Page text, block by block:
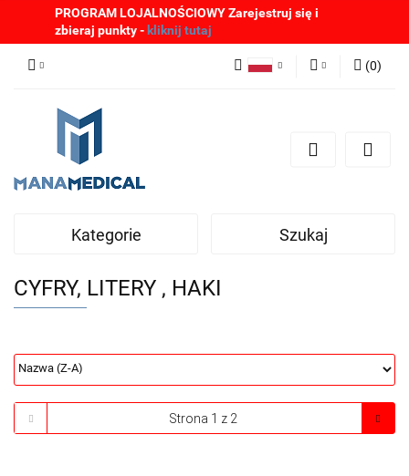
PROGRAM LOJALNOŚCIOWY Zarejestruj się i
zbieraj punkty - kliknij tutaj
Zarejestruj się
(0)
Kategorie Szukaj
CYFRY, LITERY , HAKI